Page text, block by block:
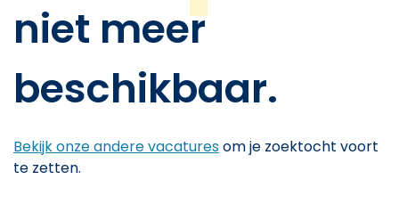
niet meer
beschikbaar.
Bekijk onze andere vacaturesom je zoektocht voort
te zetten.